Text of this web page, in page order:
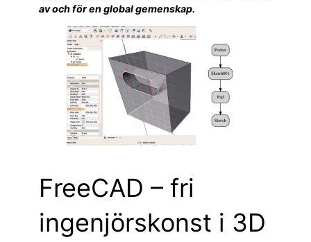
av och för en global gemenskap.
FreeCAD – fri
ingenjörskonst i 3D